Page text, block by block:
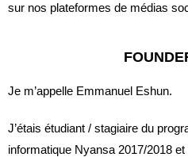
sur nos plateformes de médias
Je m’appelle Emmanuel Eshun.
J’étais étudiant / stagiaire du
informatique Nyansa 2017/2018